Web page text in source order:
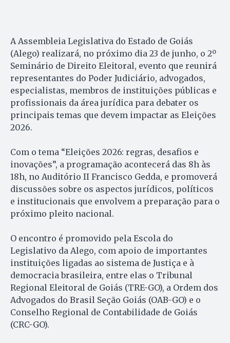
A Assembleia Legislativa do Estado de Goiás
(Alego) realizará, no próximo dia 23 de junho, o 2º
Seminário de Direito Eleitoral, evento que reunirá
representantes do Poder Judiciário, advogados,
especialistas, membros de instituições públicas e
profissionais da área jurídica para debater os
principais temas que devem impactar as Eleições
2026.
Com o tema “Eleições 2026: regras, desafios e
inovações”, a programação acontecerá das 8h às
18h, no Auditório II Francisco Gedda, e promoverá
discussões sobre os aspectos jurídicos, políticos
e institucionais que envolvem a preparação para o
próximo pleito nacional.
O encontro é promovido pela Escola do
Legislativo da Alego, com apoio de importantes
instituições ligadas ao sistema de Justiça e à
democracia brasileira, entre elas o Tribunal
Regional Eleitoral de Goiás (TRE-GO), a Ordem dos
Advogados do Brasil Seção Goiás (OAB-GO) e o
Conselho Regional de Contabilidade de Goiás
(CRC-GO).